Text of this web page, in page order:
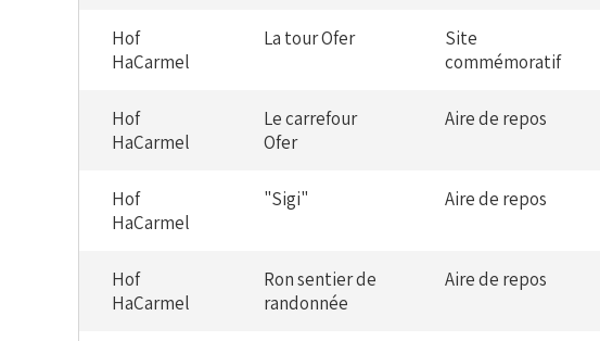
Hof
HaCarmel
La tour Ofer
Site
commémoratif
Hof
HaCarmel
Le carrefour
Ofer
Aire de repos
Hof
HaCarmel
"Sigi" Aire de repos
Hof
HaCarmel
Ron sentier de
randonnée
Aire de repos